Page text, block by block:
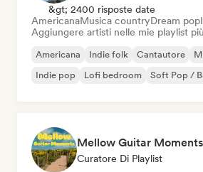
&gt; 2400 risposte date
AmericanaMusica countryDream pop
Aggiungere artisti nelle mie playlist
Americana Indie folk Cantautore
Indie pop
Lofi bedroom Soft Pop /
Curatore Di Playlist